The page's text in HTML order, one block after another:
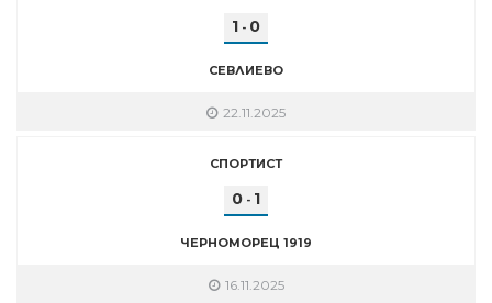
1 - 0
СЕВЛИЕВО
22.11.2025
СПОРТИСТ
0 - 1
ЧЕРНОМОРЕЦ 1919
16.11.2025